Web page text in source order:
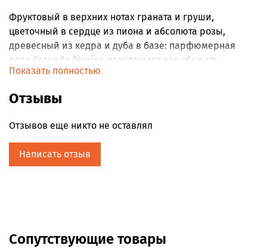
Фруктовый в верхних нотах граната и груши,
цветочный в сердце из пиона и абсолюта розы,
древесный из кедра и дуба в базе: парфюмерная
вода Grenade Pivoine приглашает вас сбежать.
Показать полностью
Отзывы
Отзывов еще никто не оставлял
Написать отзыв
Сопутствующие товары